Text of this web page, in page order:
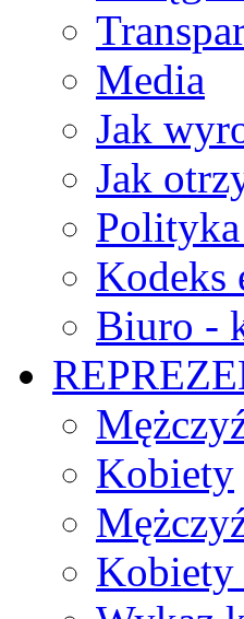
Media
Jak
Jak
Kodeks
Biuro -
Kobiety
Kobiety